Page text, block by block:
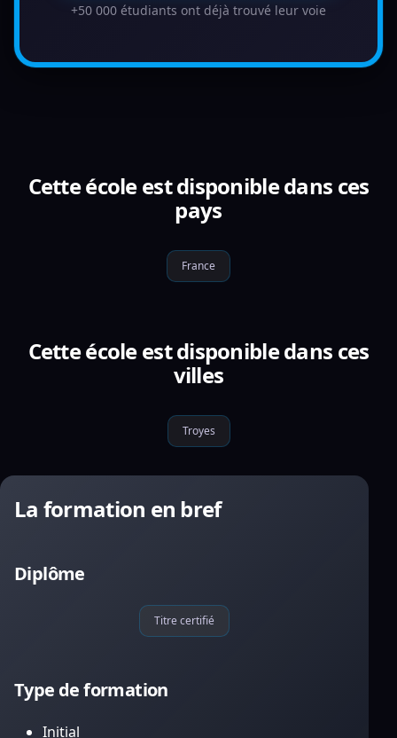
+50 000 étudiants ont déjà trouvé leur voie
Cette école est disponible dans ces
pays
France
Cette école est disponible dans ces
villes
Troyes
La formation en bref
Diplôme
Titre certifié
Type de formation
Initial